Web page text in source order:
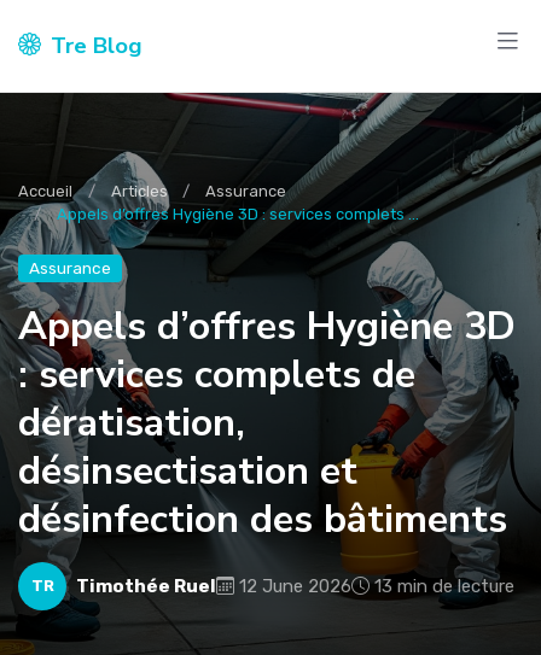
Tre Blog
Accueil Articles
Assurance
Appels d’offres Hygiène 3D : services complets ...
Assurance
Appels d’offres Hygiène 3D
: services complets de
dératisation,
désinsectisation et
désinfection des bâtiments
TR Timothée Ruel 12 June 2026 13 min de lecture